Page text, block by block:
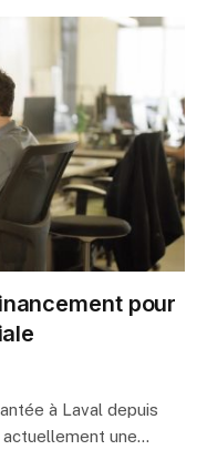
pour
à Laval depuis
actuellement une…